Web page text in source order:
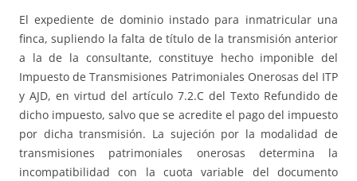
El expediente de dominio instado para inmatricular una
finca, supliendo la falta de título de la transmisión anterior
a la de la consultante, constituye hecho imponible del
Impuesto de Transmisiones Patrimoniales Onerosas del ITP
y AJD, en virtud del artículo 7.2.C del Texto Refundido de
dicho impuesto, salvo que se acredite el pago del impuesto
por dicha transmisión. La sujeción por la modalidad de
transmisiones patrimoniales onerosas determina la
incompatibilidad con la cuota variable del documento